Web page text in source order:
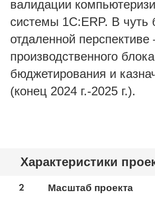
валидации
системы 1C:ERP. В чуть
отдаленной
производственного
бюджетирования и
(конец 2024 г.-2025 г.).
Характеристики
2 Масштаб проекта